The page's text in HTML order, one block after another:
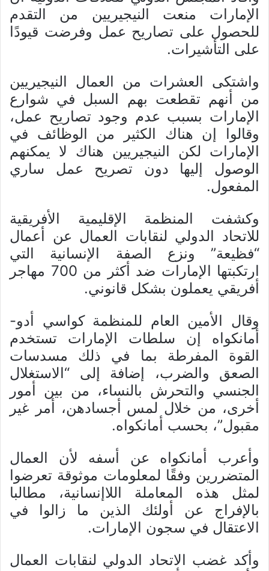
الإمارات منعت النيجيريين من التقدم
للحصول على تصاريح عمل وفرضت قيودًا
على التأشيرات.
واشتكى العشرات من العمال النيجيريين
من أنهم تقطعت بهم السبل في شوارع
الإمارات بسبب عدم وجود تصاريح عمل،
وقالوا إن هناك الكثير من الوظائف في
الإمارات لكن النيجيريين هناك لا يمكنهم
الوصول إليها دون تصريح عمل ساري
المفعول.
وكشفت المنظمة الإقليمية الأفريقية
للاتحاد الدولي لنقابات العمال عن أعمال
“فظيعة” ونزع الصفة الإنسانية التي
ارتكبتها الإمارات ضد أكثر من 700 مهاجر
أفريقي يعملون بشكل قانوني.
وقال الأمين العام للمنظمة كواسي أدو-
أمانكواه إن سلطات الإمارات تستخدم
القوة المفرطة بما في ذلك مسدسات
الصعق والضرب، إضافة إلى “الاستغلال
الجنسي والتحرش بالنساء، من بين أمور
أخرى، من خلال لمس أجسادهن، أمر غير
مقبول”، بحسب أمانكواه.
وأعرب أمانكواه عن أسفه لأن العمال
المتضررين وفقًا لمعلومات موثوقة تعرضوا
لمثل هذه المعاملة اللاإنسانية، مطالبا
بالإفراج عن أولئك الذين ما زالوا في
الاعتقال في سجون الإمارات.
وأكد غضب الاتحاد الدولي لنقابات العمال